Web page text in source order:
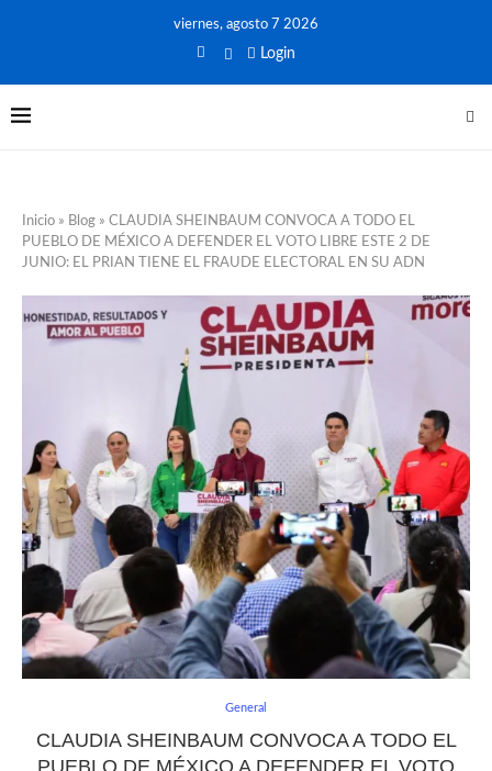
viernes, agosto 7 2026
Login
Inicio » Blog » CLAUDIA SHEINBAUM CONVOCA A TODO EL
PUEBLO DE MÉXICO A DEFENDER EL VOTO LIBRE ESTE 2 DE
JUNIO: EL PRIAN TIENE EL FRAUDE ELECTORAL EN SU ADN
General
CLAUDIA SHEINBAUM CONVOCA A TODO EL
PUEBLO DE MÉXICO A DEFENDER EL VOTO